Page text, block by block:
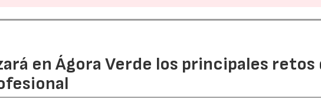
en Ágora Verde los principales retos